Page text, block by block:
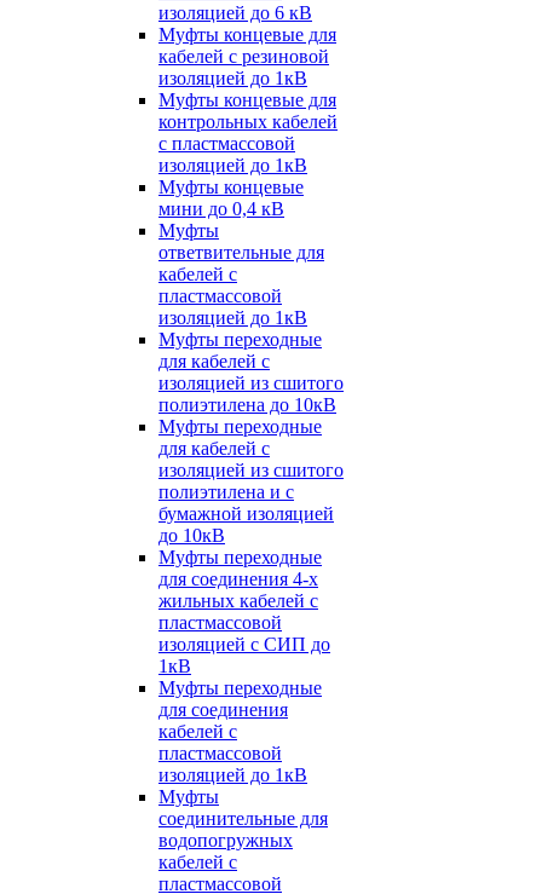
изоляцией до 6 кВ
Муфты концевые для
кабелей с резиновой
изоляцией до 1кВ
Муфты концевые для
контрольных кабелей
с пластмассовой
изоляцией до 1кВ
Муфты концевые
мини до 0,4 кВ
Муфты
ответвительные для
кабелей с
пластмассовой
изоляцией до 1кВ
Муфты переходные
для кабелей с
изоляцией из сшитого
полиэтилена до 10кВ
Муфты переходные
для кабелей с
изоляцией из сшитого
полиэтилена и с
бумажной изоляцией
до 10кВ
Муфты переходные
для соединения 4-х
жильных кабелей с
пластмассовой
изоляцией с СИП до
1кВ
Муфты переходные
для соединения
кабелей с
пластмассовой
изоляцией до 1кВ
Муфты
соединительные для
водопогружных
кабелей с
пластмассовой